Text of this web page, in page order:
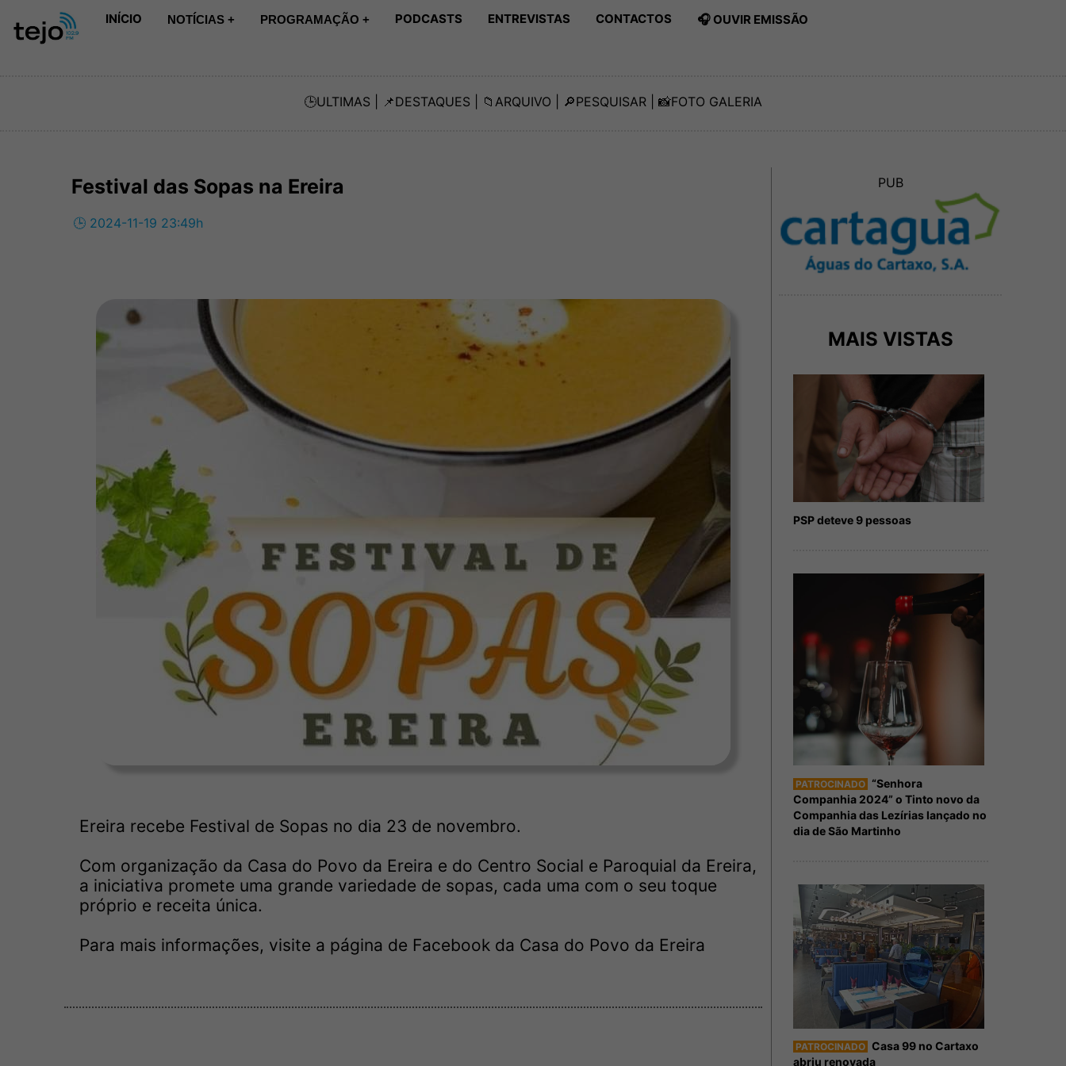
INÍCIO NOTÍCIAS + PROGRAMAÇÃO + PODCASTS ENTREVISTAS CONTACTOS 🎧 OUVIR EMISSÃO
🕒ULTIMAS | 📌DESTAQUES | 📁 ARQUIVO | 🔎PESQUISAR | 📸FOTO GALERIA
Festival das Sopas na Ereira
🕒 2024-11-19 23:49h
Ereira recebe Festival de Sopas no dia 23 de novembro.
Com organização da Casa do Povo da Ereira e do Centro Social e Paroquial da Ereira,
a iniciativa promete uma grande variedade de sopas, cada uma com o seu toque
próprio e receita única.
Para mais informações, visite a página de Facebook da Casa do Povo da Ereira
PUB
MAIS VISTAS
PSP deteve 9 pessoas
PATROCINADO “Senhora
Companhia 2024” o Tinto novo da
Companhia das Lezírias lançado no
dia de São Martinho
PATROCINADO Casa 99 no Cartaxo
abriu renovada